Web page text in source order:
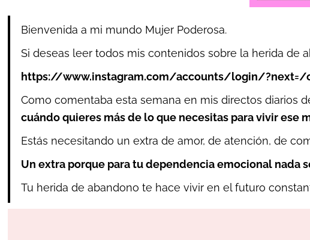
Bienvenida a mi mundo Mujer Poderosa.
Si deseas leer todos mis contenidos sobre la herida de
https://www.instagram.com/accounts/login/?next=/
Como comentaba esta semana en mis directos diarios
cuándo quieres más de lo que necesitas para vivir ese
Estás necesitando un extra de amor, de atención, de
Un extra porque para tu dependencia emocional nada
Tu herida de abandono te hace vivir en el futuro